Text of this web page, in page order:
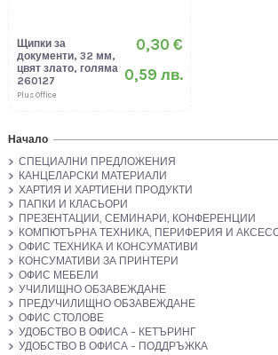
Щипки за
документи, 32 мм,
цвят злато, голяма
260127
Plus Office
0,30 €
0,59 лв.
Начало
СПЕЦИАЛНИ ПРЕДЛОЖЕНИЯ
КАНЦЕЛАРСКИ МАТЕРИАЛИ
ХАРТИЯ И ХАРТИЕНИ ПРОДУКТИ
ПАПКИ И КЛАСЬОРИ
ПРЕЗЕНТАЦИИ, СЕМИНАРИ, КОНФЕРЕНЦИИ
КОМПЮТЪРНА ТЕХНИКА, ПЕРИФЕРИЯ И
ОФИС ТЕХНИКА И КОНСУМАТИВИ
КОНСУМАТИВИ ЗА ПРИНТЕРИ
ОФИС МЕБЕЛИ
УЧИЛИЩНО ОБЗАВЕЖДАНЕ
ПРЕДУЧИЛИЩНО ОБЗАВЕЖДАНЕ
ОФИС СТОЛОВЕ
УДОБСТВО В ОФИСА – КЕТЪРИНГ
УДОБСТВО В ОФИСА – ПОДДРЪЖКА